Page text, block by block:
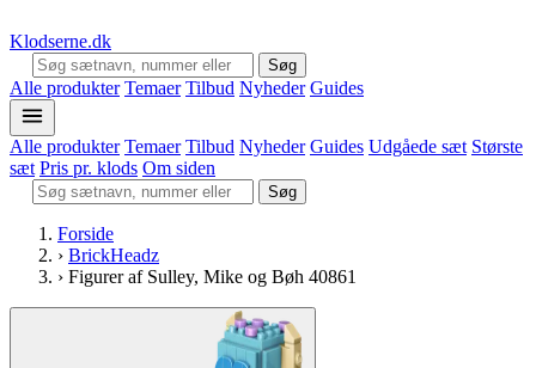
Klodserne.dk
Søg
Alle produkter Temaer Tilbud Nyheder Guides
Alle produkter Temaer Tilbud Nyheder Guides Udgåede sæt Største
sæt Pris pr. klods Om siden
Søg
Forside
› BrickHeadz
› Figurer af Sulley, Mike og Bøh 40861